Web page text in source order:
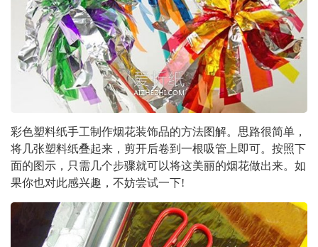
彩色塑料纸手工制作烟花装饰品的方法图解。思路很简单，
将几张塑料纸叠起来，剪开后卷到一根吸管上即可。按照下
面的图示，只需几个步骤就可以将这美丽的烟花做出来。如
果你也对此感兴趣，不妨尝试一下!